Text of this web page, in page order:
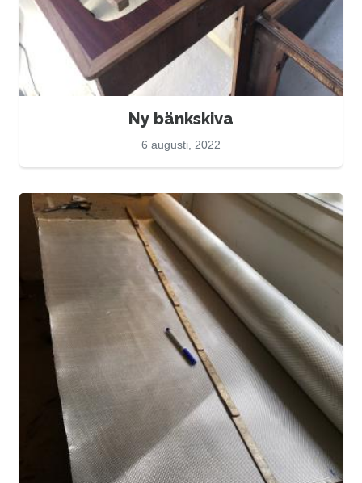
Ny bänkskiva
6 augusti, 2022